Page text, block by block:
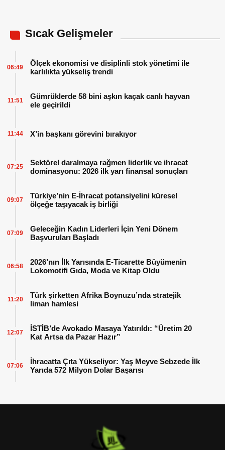
Sıcak Gelişmeler
Ölçek ekonomisi ve disiplinli stok yönetimi ile
karlılıkta yükseliş trendi
06:49
Gümrüklerde 58 bini aşkın kaçak canlı hayvan
ele geçirildi
11:51
X’in başkanı görevini bırakıyor
11:44
Sektörel daralmaya rağmen liderlik ve ihracat
dominasyonu: 2026 ilk yarı finansal sonuçları
07:25
Türkiye’nin E-İhracat potansiyelini küresel
ölçeğe taşıyacak iş birliği
09:07
Geleceğin Kadın Liderleri İçin Yeni Dönem
Başvuruları Başladı
07:09
2026’nın İlk Yarısında E-Ticarette Büyümenin
Lokomotifi Gıda, Moda ve Kitap Oldu
06:58
Türk şirketten Afrika Boynuzu’nda stratejik
liman hamlesi
11:20
İSTİB’de Avokado Masaya Yatırıldı: “Üretim 20
Kat Artsa da Pazar Hazır”
12:07
İhracatta Çıta Yükseliyor: Yaş Meyve Sebzede İlk
Yarıda 572 Milyon Dolar Başarısı
07:06